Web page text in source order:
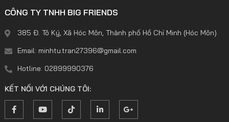
CÔNG TY TNHH BIG FRIENDS
385 Đ. Tô Ký, Xã Hóc Môn, Thành phố Hồ Chí Minh (Hóc Môn)
Email: minhtu.tran27396@gmail.com
Hotline: 02899990376
KẾT NỐI VỚI CHÚNG TÔI: